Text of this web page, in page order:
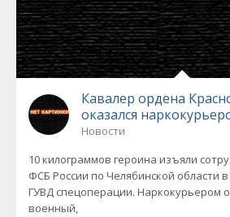
Кавалер ордена
оказался
Новости
10 килограммов героина изъяли
ФСБ России по Челябинской области
ГУВД спецоперации. Наркокурьером
военный,